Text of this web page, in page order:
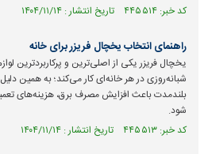
کد خبر: ۴۴۵۵۱۴ تاریخ انتشار : ۱۴۰۴/۱۱/۱۴
راهنمای انتخاب یخچال فریزر برای خانه
یخچال فریزر یکی از اصلی‌ترین و پرکاربردترین
شبانه‌روزی در هر خانه‌ای کار می‌کند؛ به همین
بلندمدت باعث افزایش مصرف برق، هزینه‌های
شود.
کد خبر: ۴۴۵۵۱۳ تاریخ انتشار : ۱۴۰۴/۱۱/۱۴